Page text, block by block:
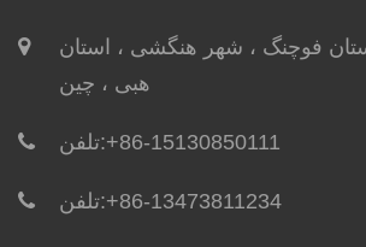
فوچنگ ، ​​شهر هنگشی ، استان
هبی ، چین
تلفن:+86-15130850111
تلفن:+86-13473811234